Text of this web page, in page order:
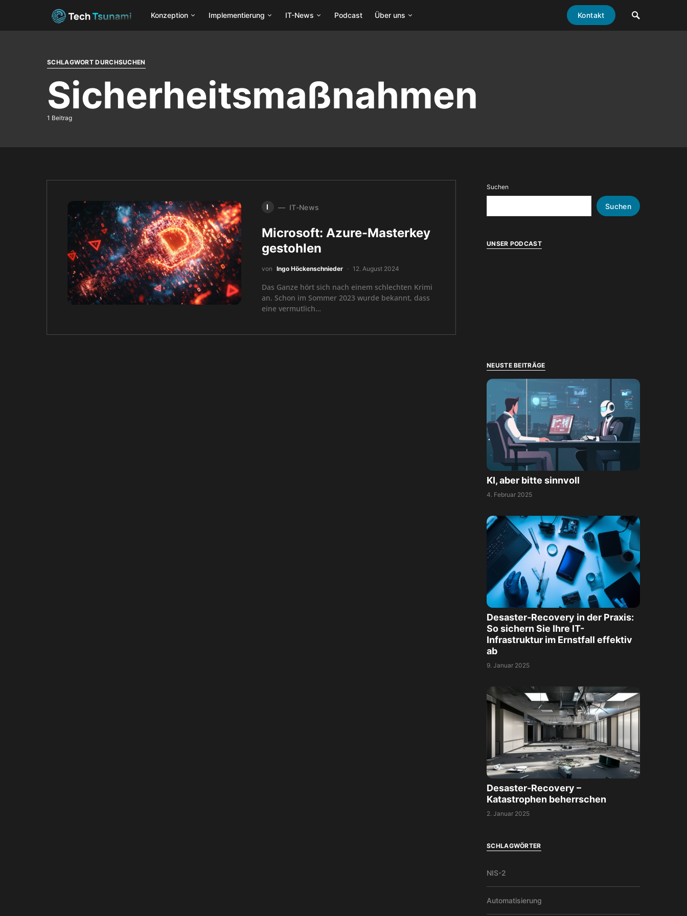
Konzeption Implementierung IT-News Podcast Über uns Kontakt
SCHLAGWORT DURCHSUCHEN
Sicherheitsmaßnahmen
1 Beitrag
I IT-News
Microsoft: Azure-Masterkey
gestohlen
von Ingo Höckenschnieder 12. August 2024
Das Ganze hört sich nach einem schlechten Krimi
an. Schon im Sommer 2023 wurde bekannt, dass
eine vermutlich…
Suchen
Suchen
UNSER PODCAST
NEUSTE BEITRÄGE
KI, aber bitte sinnvoll
4. Februar 2025
Desaster-Recovery in der Praxis:
So sichern Sie Ihre IT-
Infrastruktur im Ernstfall effektiv
ab
9. Januar 2025
Desaster-Recovery –
Katastrophen beherrschen
2. Januar 2025
SCHLAGWÖRTER
NIS-2
Automatisierung